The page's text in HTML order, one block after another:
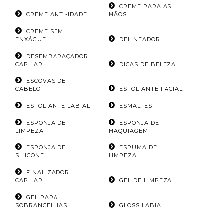
CREME ANTI-IDADE
CREME PARA AS
MÃOS
CREME SEM
ENXÁGUE
DELINEADOR
DESEMBARAÇADOR
CAPILAR
DICAS DE BELEZA
ESCOVAS DE
CABELO
ESFOLIANTE FACIAL
ESFOLIANTE LABIAL ESMALTES
ESPONJA DE
LIMPEZA
ESPONJA DE
MAQUIAGEM
ESPONJA DE
SILICONE
ESPUMA DE
LIMPEZA
FINALIZADOR
CAPILAR
GEL DE LIMPEZA
GEL PARA
SOBRANCELHAS
GLOSS LABIAL